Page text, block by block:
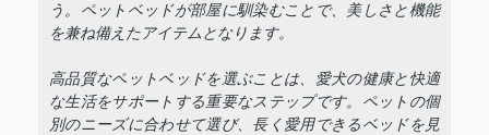
う。ペットベッドが部屋に馴染むことで、美しさと機能
を兼ね備えたアイテムとなります。
高品質なペットベッドを選ぶことは、愛犬の健康と快適
な生活をサポートする重要なステップです。ペットの個
別のニーズに合わせて選び、長く愛用できるベッドを見